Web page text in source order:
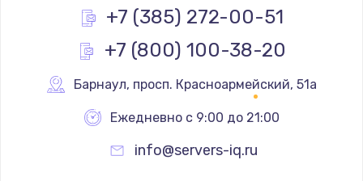
Заказать
Замена реле
Замена термопредохранителя
700 руб.
+7 (385) 272-00-51
+7 (800) 100-38-20
Барнаул, просп. Красноармейский, 51а
Ежедневно с 9:00 до 21:00
info@servers-iq.ru